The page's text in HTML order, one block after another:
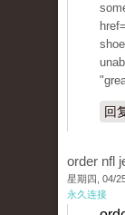
href=
回
order nfl
星期四, 04/
永久连接